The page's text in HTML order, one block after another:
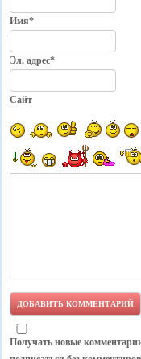
Имя*
Эл. адрес*
Сайт
Получать новые